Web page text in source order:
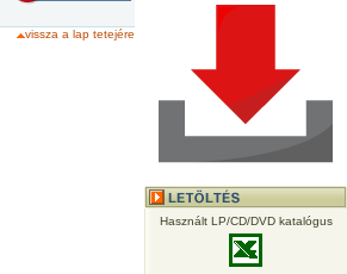
vissza a lap tetejére
Használt LP/CD/DVD katalógus